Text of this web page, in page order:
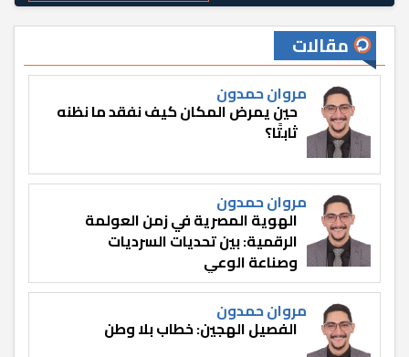
مقالات
مروان حمدون
حين يمرض المكان كيف نفقد ما نظنه
ثابتًا؟
مروان حمدون
الهوية المصرية في زمن العولمة
الرقمية: بين تحديات السرديات
وصناعة الوعي
مروان حمدون
الفصيل الهجين: خطاب بلا وطن